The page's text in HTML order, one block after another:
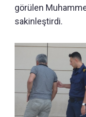
görülen
sakinleştirdi.